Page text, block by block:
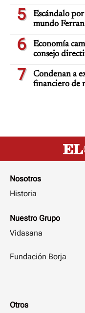
5
Escándalo
mundo
6
Economía
consejo
7
Condenan a
financiero de
Nosotros
Historia
Nuestro Grupo
Vidasana
Fundación Borja
Otros